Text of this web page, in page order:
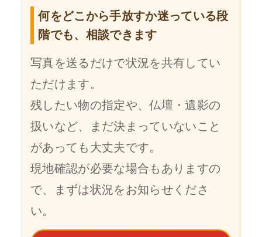
何をどこから手放すか迷っている段
階でも、相談できます
写真を送るだけで状況を共有してい
ただけます。
残したい物の指定や、仏壇・遺影の
扱いなど、まだ決まっていないこと
があっても大丈夫です。
現地確認が必要な場合もありますの
で、まずは状況をお知らせくださ
い。